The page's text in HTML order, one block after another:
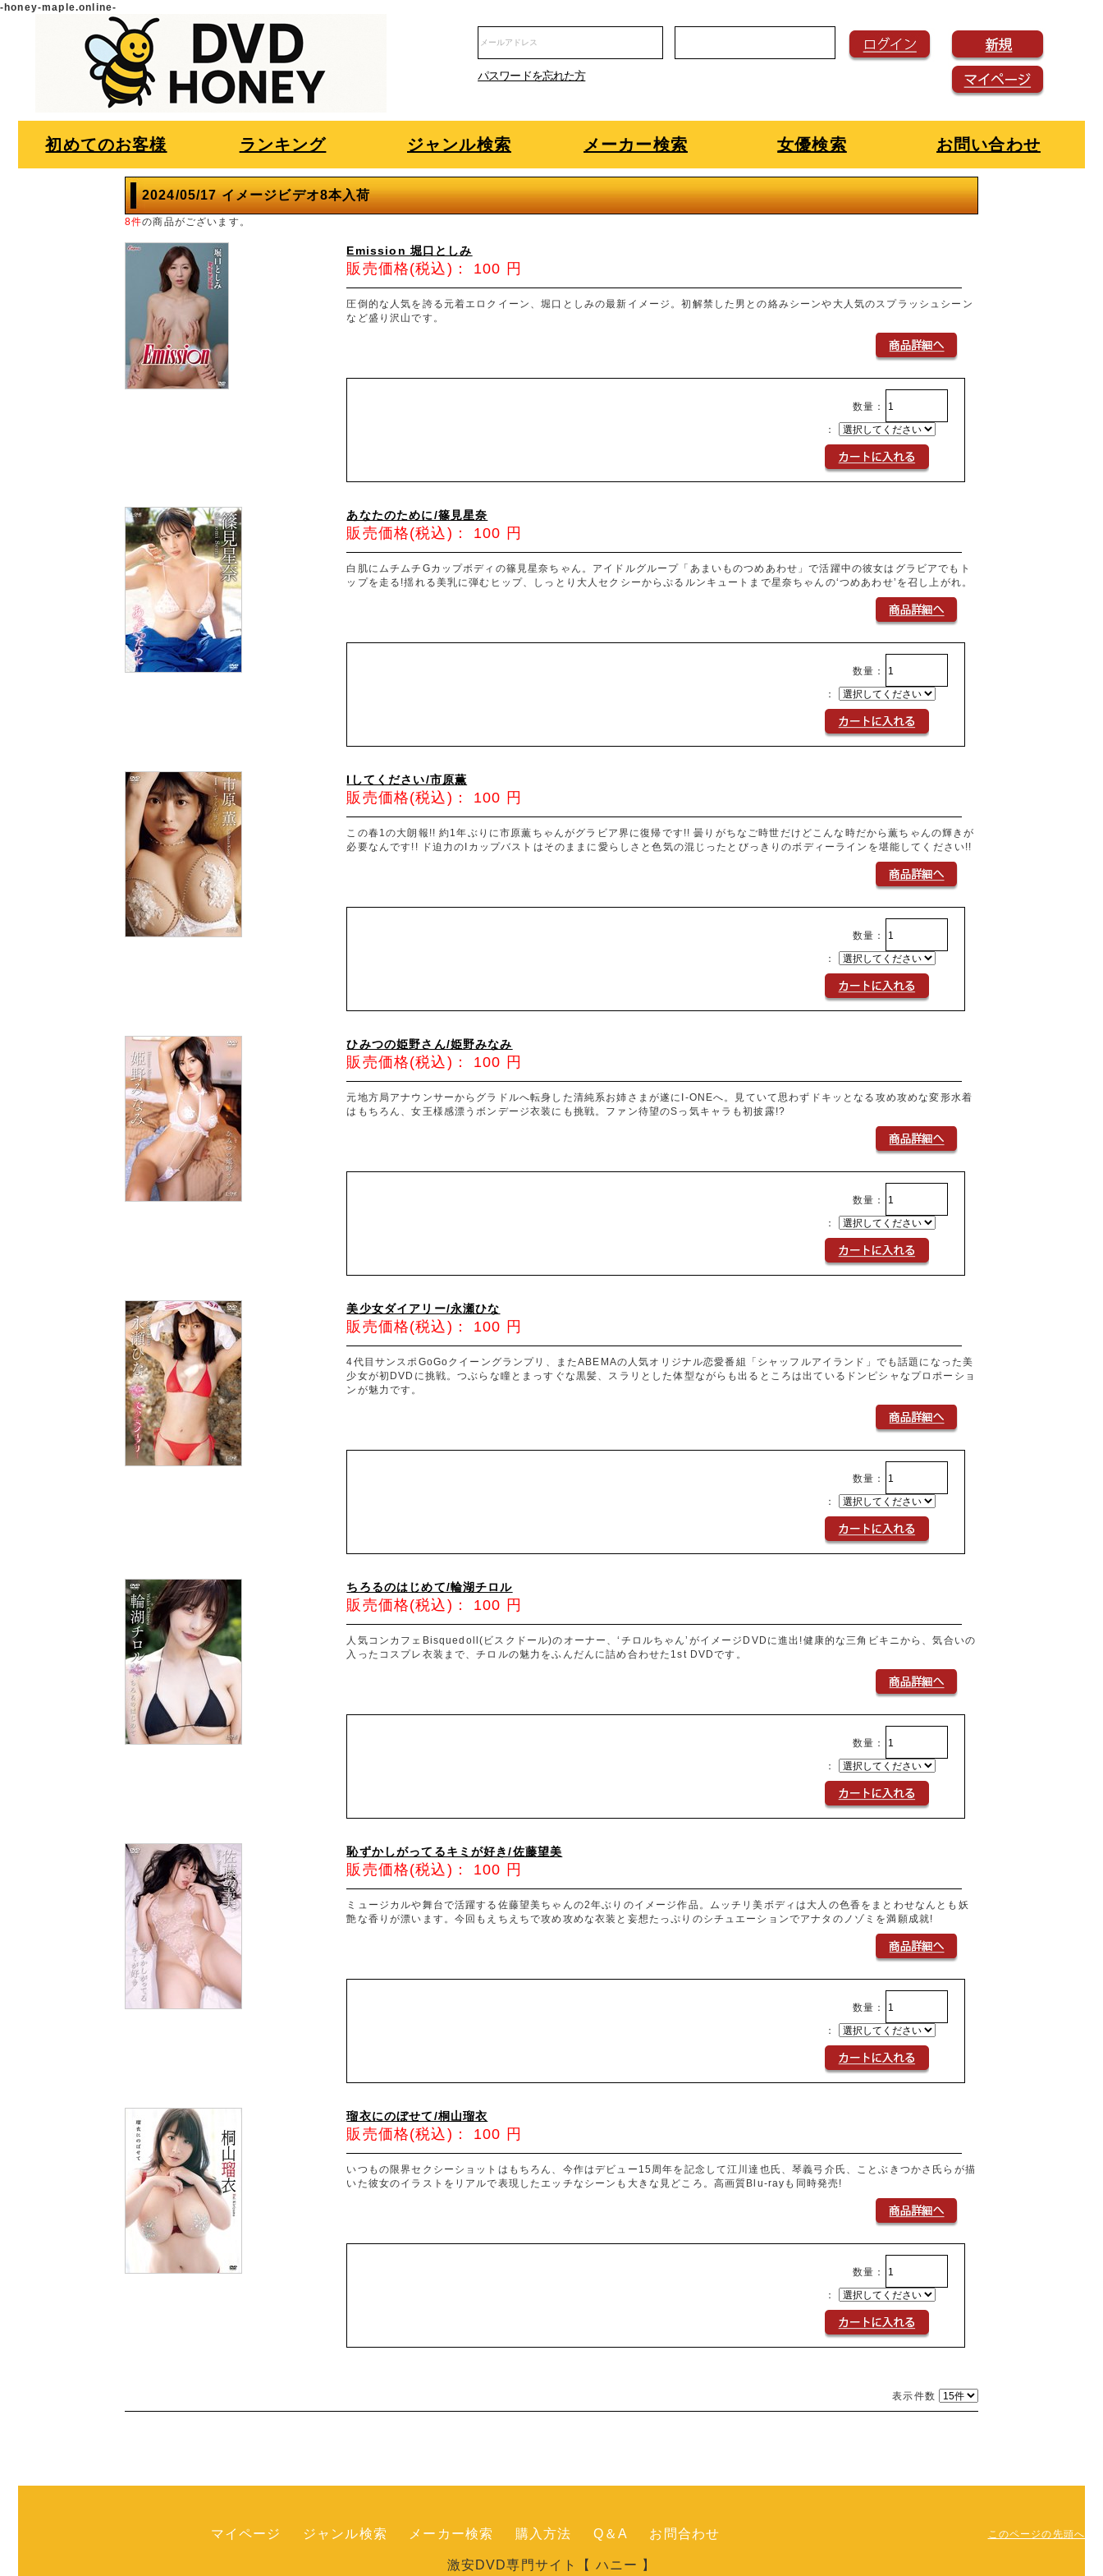
-honey-maple.online-
パスワードを忘れた方
初めてのお客様 ランキング ジャンル検索 メーカー検索 女優検索 お問い合わせ
2024/05/17 イメージビデオ8本入荷
8件の商品がございます。
Emission 堀口としみ
販売価格(税込)： 100 円
圧倒的な人気を誇る元着エロクイーン、堀口としみの最新イメージ。初解禁した男との絡みシーンや大人気のスプラッシュシーン
など盛り沢山です。
数量：
：
あなたのために/篠見星奈
販売価格(税込)： 100 円
白肌にムチムチGカップボディの篠見星奈ちゃん。アイドルグループ「あまいものつめあわせ」で活躍中の彼女はグラビアでもト
ップを走る!揺れる美乳に弾むヒップ、しっとり大人セクシーからぷるルンキュートまで星奈ちゃんの‘つめあわせ’を召し上がれ。
数量：
：
Iしてください/市原薫
販売価格(税込)： 100 円
この春1の大朗報!! 約1年ぶりに市原薫ちゃんがグラビア界に復帰です!! 曇りがちなご時世だけどこんな時だから薫ちゃんの輝きが
必要なんです!! ド迫力のIカップバストはそのままに愛らしさと色気の混じったとびっきりのボディーラインを堪能してください!!
数量：
：
ひみつの姫野さん/姫野みなみ
販売価格(税込)： 100 円
元地方局アナウンサーからグラドルへ転身した清純系お姉さまが遂にI-ONEへ。見ていて思わずドキッとなる攻め攻めな変形水着
はもちろん、女王様感漂うボンデージ衣装にも挑戦。ファン待望のSっ気キャラも初披露!?
数量：
：
美少女ダイアリー/永瀬ひな
販売価格(税込)： 100 円
4代目サンスポGoGoクイーングランプリ、またABEMAの人気オリジナル恋愛番組「シャッフルアイランド」でも話題になった美
少女が初DVDに挑戦。つぶらな瞳とまっすぐな黒髪、スラリとした体型ながらも出るところは出ているドンピシャなプロポーショ
ンが魅力です。
数量：
：
ちろるのはじめて/輪湖チロル
販売価格(税込)： 100 円
人気コンカフェBisquedoll(ビスクドール)のオーナー、‘チロルちゃん’がイメージDVDに進出!健康的な三角ビキニから、気合いの
入ったコスプレ衣装まで、チロルの魅力をふんだんに詰め合わせた1st DVDです。
数量：
：
恥ずかしがってるキミが好き/佐藤望美
販売価格(税込)： 100 円
ミュージカルや舞台で活躍する佐藤望美ちゃんの2年ぶりのイメージ作品。ムッチリ美ボディは大人の色香をまとわせなんとも妖
艶な香りが漂います。今回もえちえちで攻め攻めな衣装と妄想たっぷりのシチュエーションでアナタのノゾミを満願成就!
数量：
：
瑠衣にのぼせて/桐山瑠衣
販売価格(税込)： 100 円
いつもの限界セクシーショットはもちろん、今作はデビュー15周年を記念して江川達也氏、琴義弓介氏、ことぶきつかさ氏らが描
いた彼女のイラストをリアルで表現したエッチなシーンも大きな見どころ。高画質Blu-rayも同時発売!
数量：
：
表示件数
このページの先頭へ
マイページ ジャンル検索 メーカー検索 購入方法 Q＆A お問合わせ
激安DVD専門サイト【 ハニー 】